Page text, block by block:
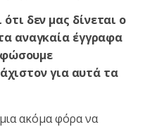
δεν μας δίνεται ο
αναγκαία έγγραφα
για αυτά τα
ακόμα φόρα να